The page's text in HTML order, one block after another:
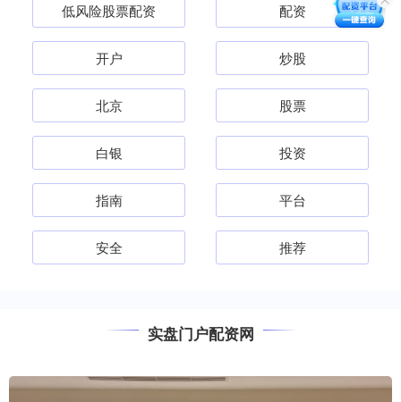
低风险股票配资 配资
开户 炒股
北京 股票
白银 投资
指南 平台
安全 推荐
实盘门户配资网